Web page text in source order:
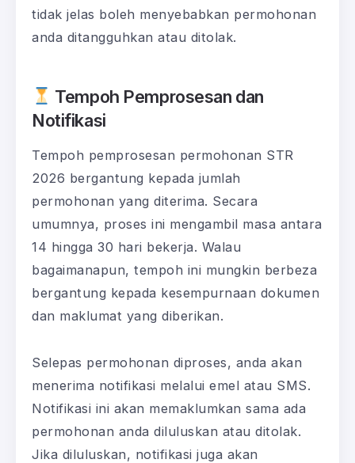
tidak jelas boleh menyebabkan permohonan
anda ditangguhkan atau ditolak.
Tempoh Pemprosesan dan
Notifikasi
Tempoh pemprosesan permohonan STR
2026 bergantung kepada jumlah
permohonan yang diterima. Secara
umumnya, proses ini mengambil masa antara
14 hingga 30 hari bekerja. Walau
bagaimanapun, tempoh ini mungkin berbeza
bergantung kepada kesempurnaan dokumen
dan maklumat yang diberikan.
Selepas permohonan diproses, anda akan
menerima notifikasi melalui emel atau SMS.
Notifikasi ini akan memaklumkan sama ada
permohonan anda diluluskan atau ditolak.
Jika diluluskan, notifikasi juga akan